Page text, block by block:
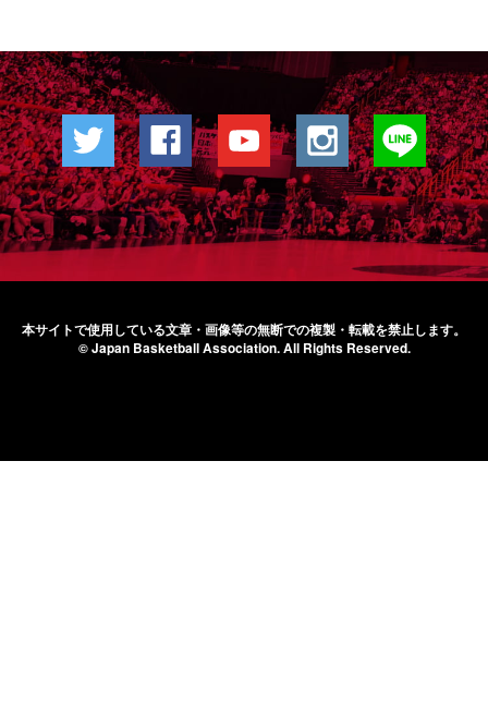
本サイトで使用している文章・画像等の無断での複製・転載を禁止します。
© Japan Basketball Association.All Rights Reserved.